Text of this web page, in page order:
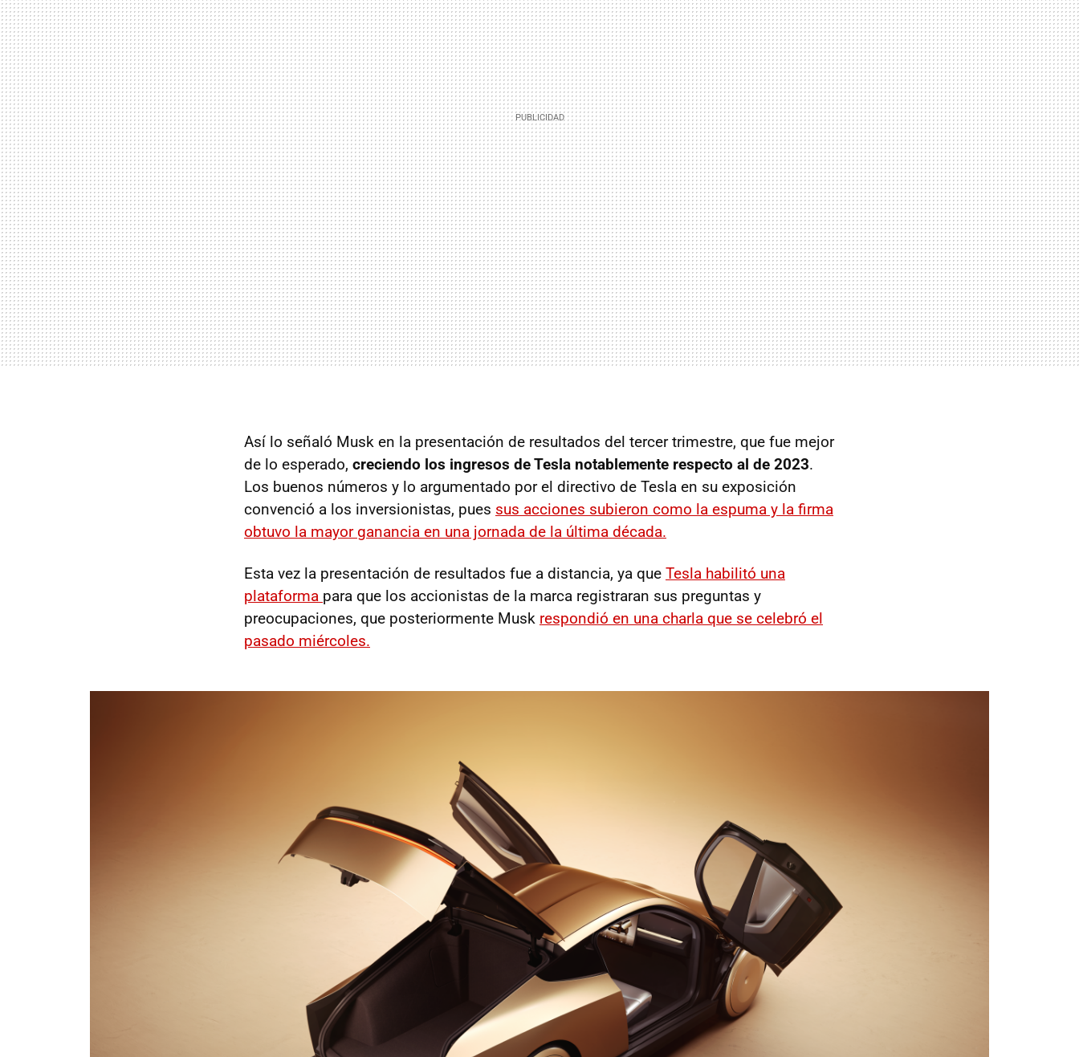
Así lo señaló Musk en la presentación de resultados del tercer trimestre, que fue mejor
de lo esperado, creciendo los ingresos de Tesla notablemente respecto al de 2023.
Los buenos números y lo argumentado por el directivo de Tesla en su exposición
convenció a los inversionistas, pues sus acciones subieron como la espuma y la firma
obtuvo la mayor ganancia en una jornada de la última década.
Esta vez la presentación de resultados fue a distancia, ya que Tesla habilitó una
plataforma para que los accionistas de la marca registraran sus preguntas y
preocupaciones, que posteriormente Musk respondió en una charla que se celebró el
pasado miércoles.